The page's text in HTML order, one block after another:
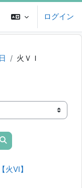
ログイン
火ＶＩ
授業科目を検索する
VI】